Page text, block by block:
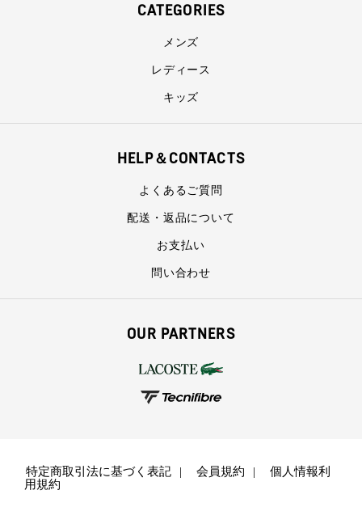
CATEGORIES
メンズ
レディース
キッズ
HELP＆CONTACTS
よくあるご質問
配送・返品について
お支払い
問い合わせ
OUR PARTNERS
特定商取引法に基づく表記 会員規約
個人情報利
用規約